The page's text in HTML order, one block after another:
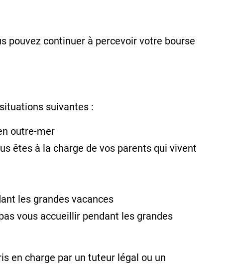
pouvez continuer à percevoir votre bourse
suivantes :
outre-mer
êtes à la charge de vos parents qui vivent
les grandes vacances
vous accueillir pendant les grandes
en charge par un tuteur légal ou un